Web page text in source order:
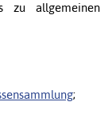
zu allgemeinen
;